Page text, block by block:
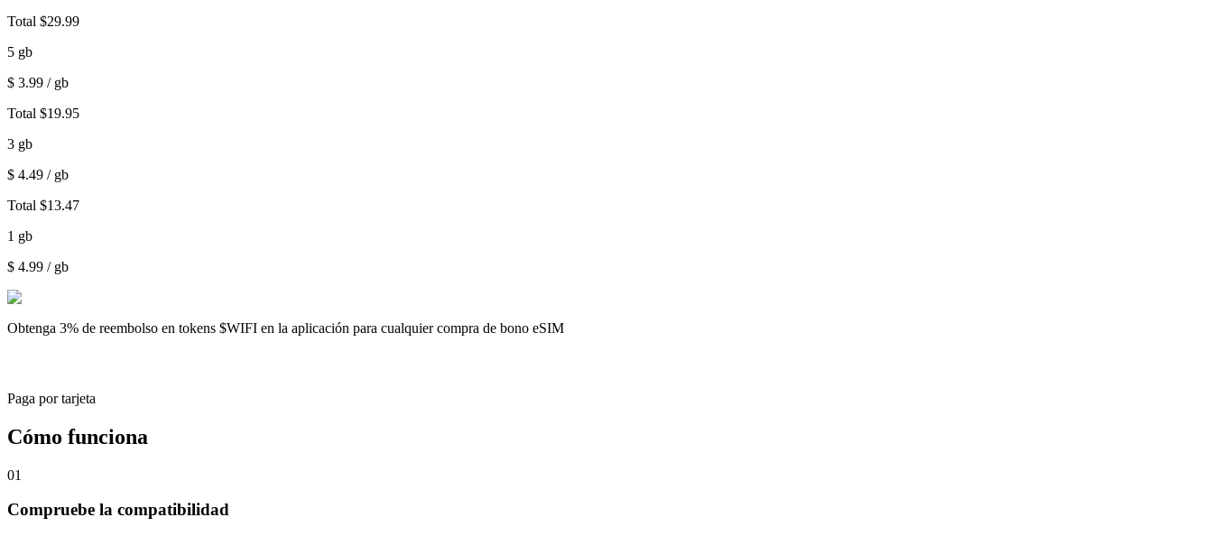
Total $29.99
5 gb
$ 3.99 / gb
Total $19.95
3 gb
$ 4.49 / gb
Total $13.47
1 gb
$ 4.99 / gb
Obtenga 3% de reembolso en tokens $WIFI en la aplicación para cualquier compra de bono eSIM
Paga por tarjeta
Cómo funciona
01
Compruebe la compatibilidad